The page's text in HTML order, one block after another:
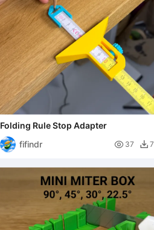
Folding Rule Stop Adapter
fifindr
 37  7